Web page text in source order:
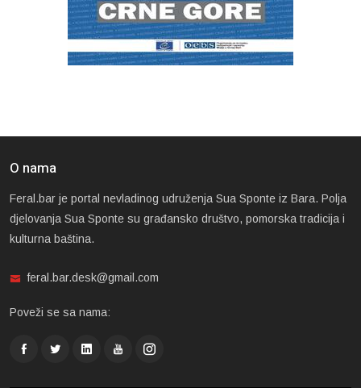
O nama
Feral.bar je portal nevladinog udruženja Sua Sponte iz Bara. Polja
djelovanja Sua Sponte su građansko društvo, pomorska tradicija i
kulturna baština.
feral.bar.desk@gmail.com
Poveži se sa nama: